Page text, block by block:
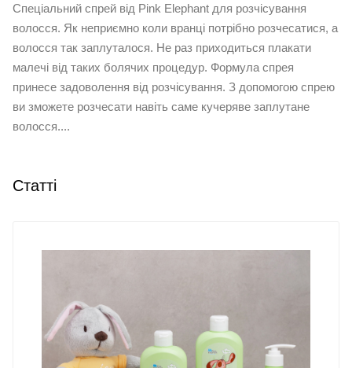
Спеціальний спрей від Pink Elephant для розчісування
волосся. Як неприємно коли вранці потрібно розчесатися, а
волосся так заплуталося. Не раз приходиться плакати
малечі від таких болячих процедур. Формула спрея
принесе задоволення від розчісування. З допомогою спрею
ви зможете розчесати навіть саме кучеряве заплутане
волосся....
Статті